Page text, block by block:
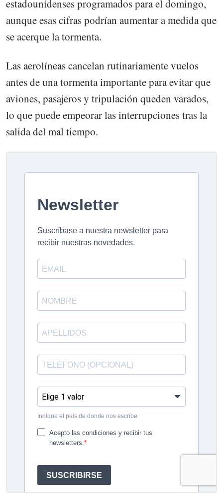
estadounidenses programados para el domingo,
aunque esas cifras podrían aumentar a medida que
se acerque la tormenta.
Las aerolíneas cancelan rutinariamente vuelos
antes de una tormenta importante para evitar que
aviones, pasajeros y tripulación queden varados,
lo que puede empeorar las interrupciones tras la
salida del mal tiempo.